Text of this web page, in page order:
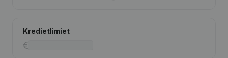
Kredietlimiet